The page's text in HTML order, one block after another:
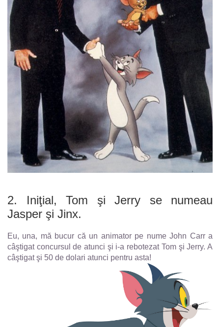
2. Iniţial, Tom şi Jerry se numeau
Jasper şi Jinx.
Eu, una, mă bucur că un animator pe nume John Carr a
câştigat concursul de atunci şi i-a rebotezat Tom şi Jerry. A
câştigat şi 50 de dolari atunci pentru asta!